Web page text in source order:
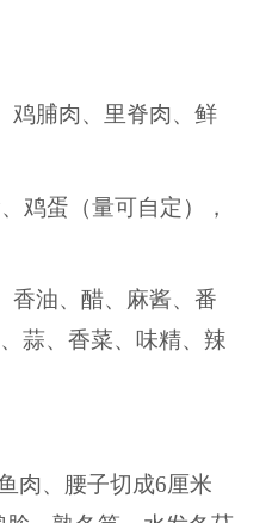
鸡脯肉、里脊肉、鲜
鸡蛋（量可自定），
油、醋、麻酱、番
蒜、香菜、味精、辣
肉、腰子切成6厘米